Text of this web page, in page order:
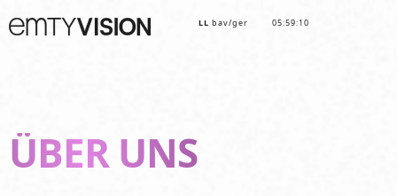
LL bav/ger 05:59:12
ÜBER UNS